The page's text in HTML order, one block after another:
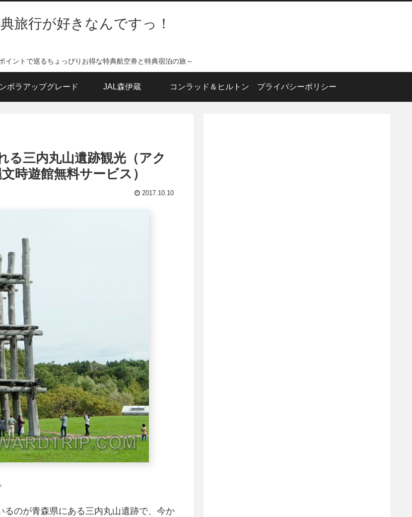
旅行が好きなんですっ！
イントで巡るちょっぴりお得な特典航空券と特典宿泊の旅～
ボラアップグレード JAL森伊蔵 コンラッド＆ヒルトン プライバシーポリシー
る三内丸山遺跡観光（アク
時遊館無料サービス）
2017.10.10
のが青森県にある三内丸山遺跡で、今か